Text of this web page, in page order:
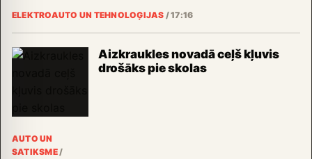
ELEKTROAUTO UN TEHNOLOĢIJAS /17:16
Aizkraukles novadā ceļš kļuvis
drošāks pie skolas
AUTO UN
SATIKSME/